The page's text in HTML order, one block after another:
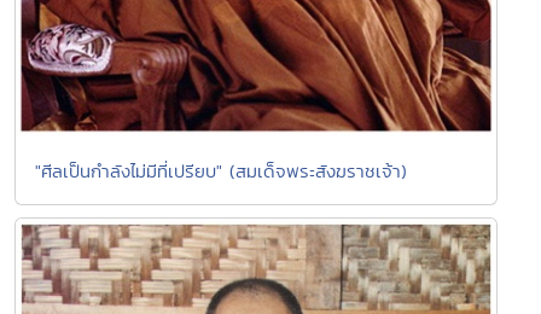
"ศีลเป็นกำลังไม่มีที่เปรียบ" (สมเด็จพระสังฆราชเจ้า)